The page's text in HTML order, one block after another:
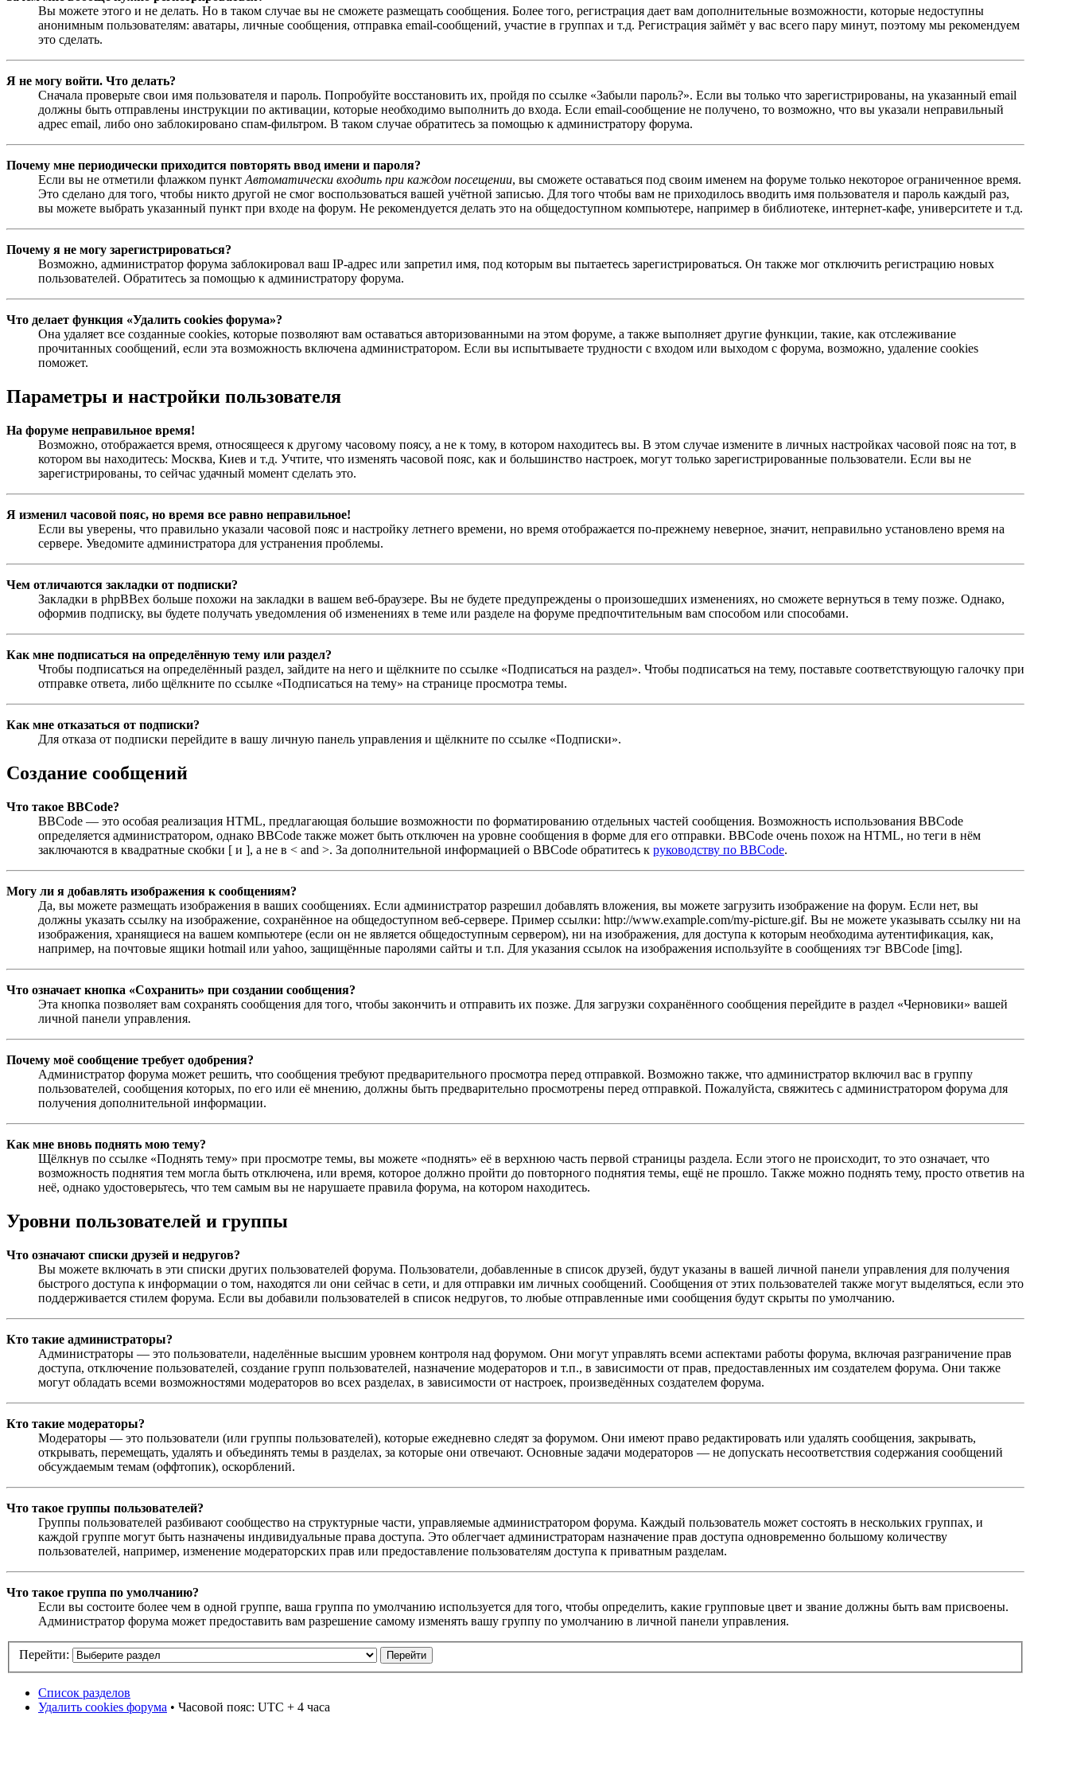
Вы можете этого и не делать. Но в таком случае вы не сможете размещать сообщения. Более того, регистрация дает вам дополнительные возможности, которые недоступны
анонимным пользователям: аватары, личные сообщения, отправка email-сообщений, участие в группах и т.д. Регистрация займёт у вас всего пару минут, поэтому мы рекомендуем
это сделать.
Я не могу войти. Что делать?
Сначала проверьте свои имя пользователя и пароль. Попробуйте восстановить их, пройдя по ссылке «Забыли пароль?». Если вы только что зарегистрированы, на указанный email
должны быть отправлены инструкции по активации, которые необходимо выполнить до входа. Если email-сообщение не получено, то возможно, что вы указали неправильный
адрес email, либо оно заблокировано спам-фильтром. В таком случае обратитесь за помощью к администратору форума.
Почему мне периодически приходится повторять ввод имени и пароля?
Если вы не отметили флажком пункт Автоматически входить при каждом посещении, вы сможете оставаться под своим именем на форуме только некоторое ограниченное время.
Это сделано для того, чтобы никто другой не смог воспользоваться вашей учётной записью. Для того чтобы вам не приходилось вводить имя пользователя и пароль каждый раз,
вы можете выбрать указанный пункт при входе на форум. Не рекомендуется делать это на общедоступном компьютере, например в библиотеке, интернет-кафе, университете и т.д.
Почему я не могу зарегистрироваться?
Возможно, администратор форума заблокировал ваш IP-адрес или запретил имя, под которым вы пытаетесь зарегистрироваться. Он также мог отключить регистрацию новых
пользователей. Обратитесь за помощью к администратору форума.
Что делает функция «Удалить cookies форума»?
Она удаляет все созданные cookies, которые позволяют вам оставаться авторизованными на этом форуме, а также выполняет другие функции, такие, как отслеживание
прочитанных сообщений, если эта возможность включена администратором. Если вы испытываете трудности с входом или выходом с форума, возможно, удаление cookies
поможет.
Параметры и настройки пользователя
На форуме неправильное время!
Возможно, отображается время, относящееся к другому часовому поясу, а не к тому, в котором находитесь вы. В этом случае измените в личных настройках часовой пояс на тот, в
котором вы находитесь: Москва, Киев и т.д. Учтите, что изменять часовой пояс, как и большинство настроек, могут только зарегистрированные пользователи. Если вы не
зарегистрированы, то сейчас удачный момент сделать это.
Я изменил часовой пояс, но время все равно неправильное!
Если вы уверены, что правильно указали часовой пояс и настройку летнего времени, но время отображается по-прежнему неверное, значит, неправильно установлено время на
сервере. Уведомите администратора для устранения проблемы.
Чем отличаются закладки от подписки?
Закладки в phpBBex больше похожи на закладки в вашем веб-браузере. Вы не будете предупреждены о произошедших изменениях, но сможете вернуться в тему позже. Однако,
оформив подписку, вы будете получать уведомления об изменениях в теме или разделе на форуме предпочтительным вам способом или способами.
Как мне подписаться на определённую тему или раздел?
Чтобы подписаться на определённый раздел, зайдите на него и щёлкните по ссылке «Подписаться на раздел». Чтобы подписаться на тему, поставьте соответствующую галочку при
отправке ответа, либо щёлкните по ссылке «Подписаться на тему» на странице просмотра темы.
Как мне отказаться от подписки?
Для отказа от подписки перейдите в вашу личную панель управления и щёлкните по ссылке «Подписки».
Создание сообщений
Что такое BBCode?
BBCode — это особая реализация HTML, предлагающая большие возможности по форматированию отдельных частей сообщения. Возможность использования BBCode
определяется администратором, однако BBCode также может быть отключен на уровне сообщения в форме для его отправки. BBCode очень похож на HTML, но теги в нём
заключаются в квадратные скобки [ и ], а не в < and >. За дополнительной информацией о BBCode обратитесь к руководству по BBCode.
Могу ли я добавлять изображения к сообщениям?
Да, вы можете размещать изображения в ваших сообщениях. Если администратор разрешил добавлять вложения, вы можете загрузить изображение на форум. Если нет, вы
должны указать ссылку на изображение, сохранённое на общедоступном веб-сервере. Пример ссылки: http://www.example.com/my-picture.gif. Вы не можете указывать ссылку ни на
изображения, хранящиеся на вашем компьютере (если он не является общедоступным сервером), ни на изображения, для доступа к которым необходима аутентификация, как,
например, на почтовые ящики hotmail или yahoo, защищённые паролями сайты и т.п. Для указания ссылок на изображения используйте в сообщениях тэг BBCode [img].
Что означает кнопка «Сохранить» при создании сообщения?
Эта кнопка позволяет вам сохранять сообщения для того, чтобы закончить и отправить их позже. Для загрузки сохранённого сообщения перейдите в раздел «Черновики» вашей
личной панели управления.
Почему моё сообщение требует одобрения?
Администратор форума может решить, что сообщения требуют предварительного просмотра перед отправкой. Возможно также, что администратор включил вас в группу
пользователей, сообщения которых, по его или её мнению, должны быть предварительно просмотрены перед отправкой. Пожалуйста, свяжитесь с администратором форума для
получения дополнительной информации.
Как мне вновь поднять мою тему?
Щёлкнув по ссылке «Поднять тему» при просмотре темы, вы можете «поднять» её в верхнюю часть первой страницы раздела. Если этого не происходит, то это означает, что
возможность поднятия тем могла быть отключена, или время, которое должно пройти до повторного поднятия темы, ещё не прошло. Также можно поднять тему, просто ответив на
неё, однако удостоверьтесь, что тем самым вы не нарушаете правила форума, на котором находитесь.
Уровни пользователей и группы
Что означают списки друзей и недругов?
Вы можете включать в эти списки других пользователей форума. Пользователи, добавленные в список друзей, будут указаны в вашей личной панели управления для получения
быстрого доступа к информации о том, находятся ли они сейчас в сети, и для отправки им личных сообщений. Сообщения от этих пользователей также могут выделяться, если это
поддерживается стилем форума. Если вы добавили пользователей в список недругов, то любые отправленные ими сообщения будут скрыты по умолчанию.
Кто такие администраторы?
Администраторы — это пользователи, наделённые высшим уровнем контроля над форумом. Они могут управлять всеми аспектами работы форума, включая разграничение прав
доступа, отключение пользователей, создание групп пользователей, назначение модераторов и т.п., в зависимости от прав, предоставленных им создателем форума. Они также
могут обладать всеми возможностями модераторов во всех разделах, в зависимости от настроек, произведённых создателем форума.
Кто такие модераторы?
Модераторы — это пользователи (или группы пользователей), которые ежедневно следят за форумом. Они имеют право редактировать или удалять сообщения, закрывать,
открывать, перемещать, удалять и объединять темы в разделах, за которые они отвечают. Основные задачи модераторов — не допускать несоответствия содержания сообщений
обсуждаемым темам (оффтопик), оскорблений.
Что такое группы пользователей?
Группы пользователей разбивают сообщество на структурные части, управляемые администратором форума. Каждый пользователь может состоять в нескольких группах, и
каждой группе могут быть назначены индивидуальные права доступа. Это облегчает администраторам назначение прав доступа одновременно большому количеству
пользователей, например, изменение модераторских прав или предоставление пользователям доступа к приватным разделам.
Что такое группа по умолчанию?
Если вы состоите более чем в одной группе, ваша группа по умолчанию используется для того, чтобы определить, какие групповые цвет и звание должны быть вам присвоены.
Администратор форума может предоставить вам разрешение самому изменять вашу группу по умолчанию в личной панели управления.
Перейти:
Список разделов
Удалить cookies форума • Часовой пояс: UTC + 4 часа